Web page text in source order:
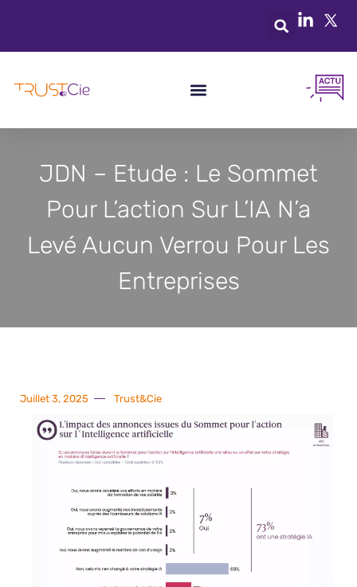
JDN – Etude : Le Sommet
Pour L’action Sur L’IA N’a
Levé Aucun Verrou Pour Les
Entreprises
Juillet 3, 2025 Trust&Cie